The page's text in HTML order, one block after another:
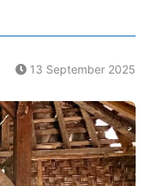
13 September 2025